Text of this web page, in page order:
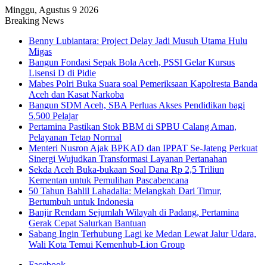
Minggu, Agustus 9 2026
Breaking News
Benny Lubiantara: Project Delay Jadi Musuh Utama Hulu
Migas
Bangun Fondasi Sepak Bola Aceh, PSSI Gelar Kursus
Lisensi D di Pidie
Mabes Polri Buka Suara soal Pemeriksaan Kapolresta Banda
Aceh dan Kasat Narkoba
Bangun SDM Aceh, SBA Perluas Akses Pendidikan bagi
5.500 Pelajar
Pertamina Pastikan Stok BBM di SPBU Calang Aman,
Pelayanan Tetap Normal
Menteri Nusron Ajak BPKAD dan IPPAT Se-Jateng Perkuat
Sinergi Wujudkan Transformasi Layanan Pertanahan
Sekda Aceh Buka-bukaan Soal Dana Rp 2,5 Triliun
Kementan untuk Pemulihan Pascabencana
50 Tahun Bahlil Lahadalia: Melangkah Dari Timur,
Bertumbuh untuk Indonesia
Banjir Rendam Sejumlah Wilayah di Padang, Pertamina
Gerak Cepat Salurkan Bantuan
Sabang Ingin Terhubung Lagi ke Medan Lewat Jalur Udara,
Wali Kota Temui Kemenhub-Lion Group